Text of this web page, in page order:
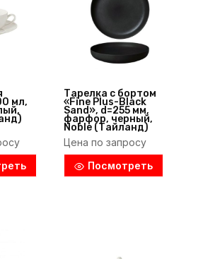
мл,
Тарелка с бортом
«Fine Plus-Black
Sand», d=255 мм,
фарфор, черный,
Noble (Тайланд)
Цена по запросу
Посмотреть